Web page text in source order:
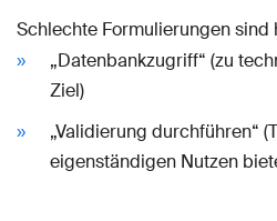
Schlechte Formulierungen sind
„Datenbankzugriff“ (zu
Ziel)
„Validierung durchführen“
eigenständigen Nutzen